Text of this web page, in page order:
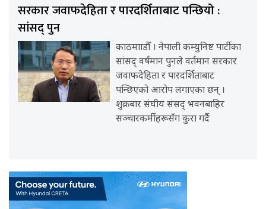
सरकार जवाफदेहिता र पारदर्शिताबाट पन्छियो :
सांसद् पुन
काठमााडौँ । नेपाली कम्युनिष्ट पार्टीका
सांसद् वर्षमान पुनले वर्तमान सरकार
जवाफदेहिता र पारदर्शिताबाट
पन्छिएको आरोप लगाएका छन् ।
शुक्रबार संघीय संसद् भवनबाहिर
सञ्चारकर्मीहरूसँग कुरा गर्दै